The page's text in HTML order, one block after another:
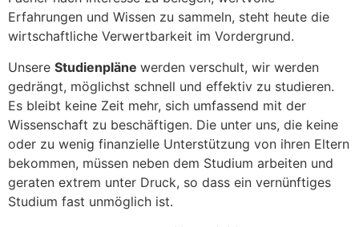
Erfahrungen und Wissen zu sammeln, steht heute die
wirtschaftliche Verwertbarkeit im Vordergrund.
Unsere Studienpläne werden verschult, wir werden
gedrängt, möglichst schnell und effektiv zu studieren.
Es bleibt keine Zeit mehr, sich umfassend mit der
Wissenschaft zu beschäftigen. Die unter uns, die keine
oder zu wenig finanzielle Unterstützung von ihren Eltern
bekommen, müssen neben dem Studium arbeiten und
geraten extrem unter Druck, so dass ein vernünftiges
Studium fast unmöglich ist.